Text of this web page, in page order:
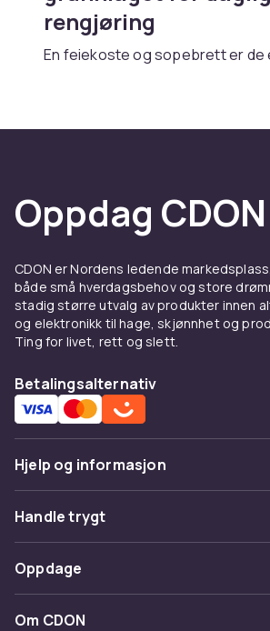
rengjøring
En feiekoste og sopebrett er de
og parkett. Utendørssett har
tettere børster for grus, løv og
Oppdag CDON
CDON er Nordens ledende
både små hverdagsbehov og store
stadig større utvalg av produkter innen
og elektronikk til hage, skjønnhet og
Ting for livet, rett og slett.
Betalingsalternativ
Hjelp og informasjon
Vanlige spørsmål
Spor pakke
Angre & returner her
Kontakt oss
Handle trygt
Betaling
Levering
Oppdage
Kategorier
Om CDON